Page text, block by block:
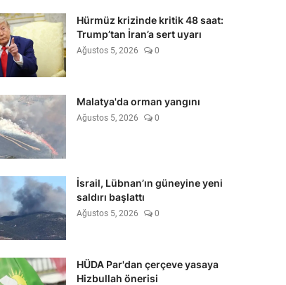
Hürmüz krizinde kritik 48 saat:
Trump’tan İran’a sert uyarı
Ağustos 5, 2026 0
Malatya'da orman yangını
Ağustos 5, 2026 0
İsrail, Lübnan’ın güneyine yeni
saldırı başlattı
Ağustos 5, 2026 0
HÜDA Par'dan çerçeve yasaya
Hizbullah önerisi